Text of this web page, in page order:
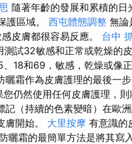
隨著年齡的發展和累積的日
護區域。 西屯體態調整 無論
皮膚都很容易反應。 台中
測試32敏感和正常或乾燥的
、18和69，敏感，乾燥或像
霜作為皮膚護理的最後一步
您仍然使用任何皮膚護理，
（持續的色素變暗）在歐
膚開始。 大里按摩 有意識的
霜的最簡單方法是將其寫入